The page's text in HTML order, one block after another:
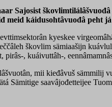
Sajosist
meid káidusohtâvuođâ peht
kyeskee
škovlim sämiaašijn
, kuáivuttâh-,
mii kieđâvuš sämmilij
Sämitige saavâjođetteijee